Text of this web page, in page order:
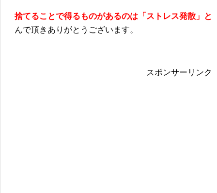
捨てることで得るものがあるのは「ストレス発散」と
んで頂きありがとうございます。
スポンサーリンク